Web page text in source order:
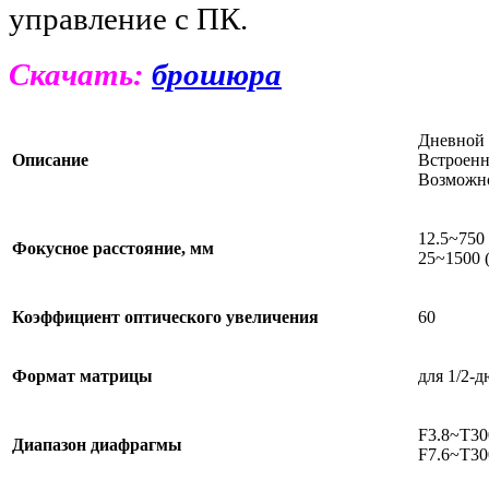
управление с ПК.
Скачать: брошюра
Описание
Дневной
Фокусное расстояние, мм
12.5~750
25~1500
Коэффициент оптического увеличения 60
Формат матрицы для 1/2-
Диапазон диафрагмы